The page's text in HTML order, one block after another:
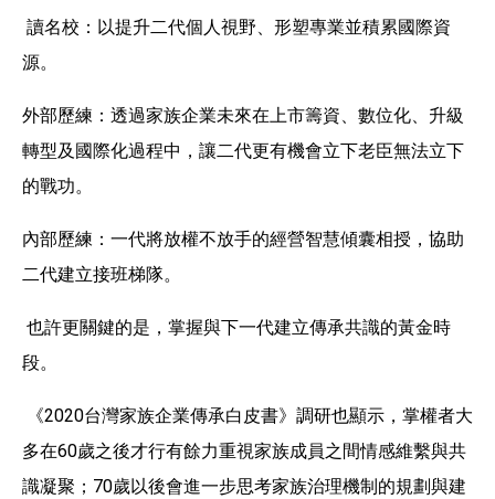
讀名校：以提升二代個人視野、形塑專業並積累國際資
源。
外部歷練：透過家族企業未來在上市籌資、數位化、升級
轉型及國際化過程中，讓二代更有機會立下老臣無法立下
的戰功。
內部歷練：一代將放權不放手的經營智慧傾囊相授，協助
二代建立接班梯隊。
也許更關鍵的是，掌握與下一代建立傳承共識的黃金時
段。
《2020台灣家族企業傳承白皮書》調研也顯示，掌權者大
多在60歲之後才行有餘力重視家族成員之間情感維繫與共
識凝聚；70歲以後會進一步思考家族治理機制的規劃與建